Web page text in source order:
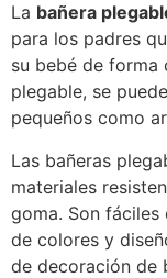
La bañera
para los padres
su bebé de forma
plegable, se
pequeños como
Las bañeras
materiales
goma. Son fáciles
de colores y
de decoración de